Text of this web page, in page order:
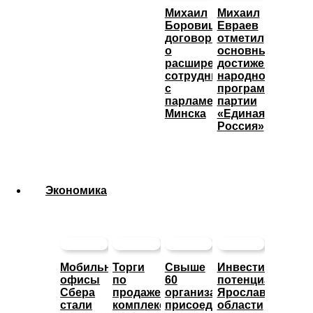
Михаил
Боровицкий
договорился
о
расширении
сотрудничества
с
парламентом
Минска
Михаил
Евраев
отметил
основные
достижения
народной
программы
партии
«Единая
Россия»
Экономика
Мобильные
офисы
Сбера
стали
Торги
по
продаже
комплекса
Свыше
60
организаций
присоединились
потенциал
Ярославской
области